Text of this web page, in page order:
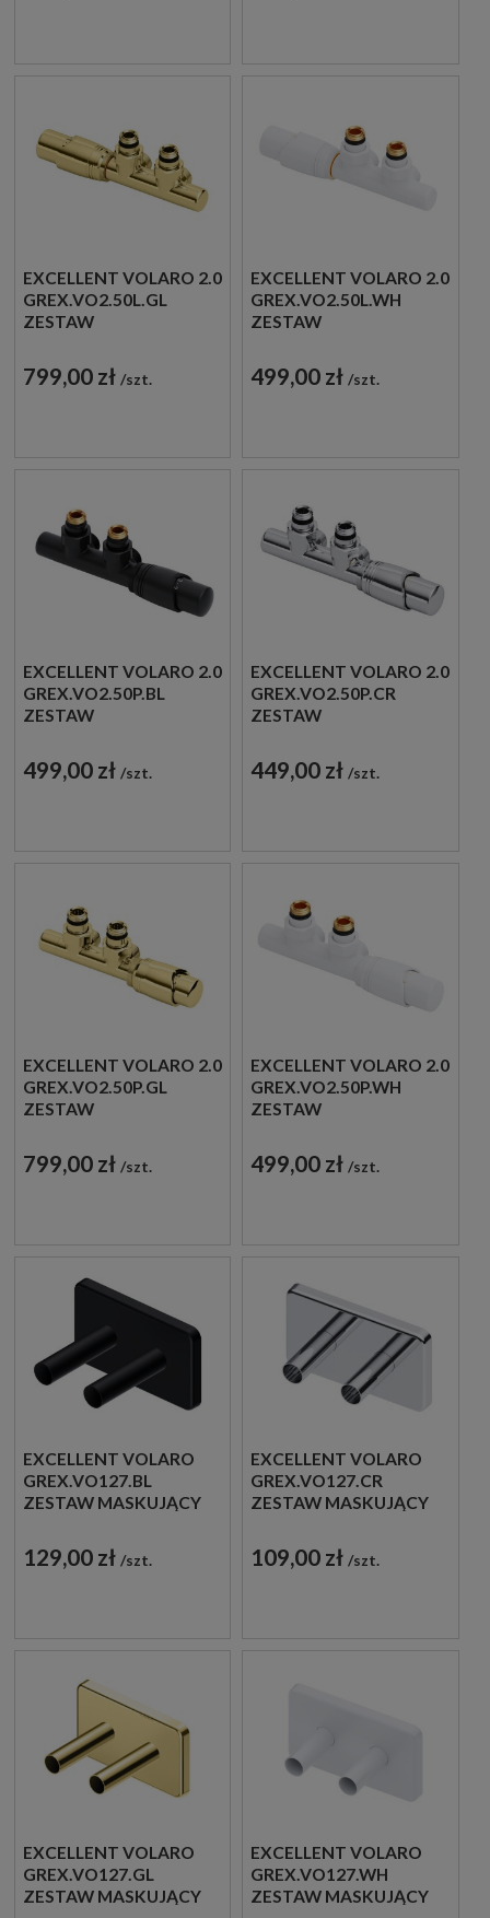
EXCELLENT VOLARO 2.0
GREX.VO2.50L.GL
ZESTAW
ZINTEGROWANY LEWY
ZŁOTY
799,00 zł szt.
EXCELLENT VOLARO 2.0
GREX.VO2.50L.WH
ZESTAW
ZINTEGROWANY LEWY
BIAŁY
499,00 zł szt.
EXCELLENT VOLARO 2.0
GREX.VO2.50P.BL
ZESTAW
ZINTEGROWANY
PRAWY CZARNY
499,00 zł szt.
EXCELLENT VOLARO 2.0
GREX.VO2.50P.CR
ZESTAW
ZINTEGROWANY
PRAWY CHROM
449,00 zł szt.
EXCELLENT VOLARO 2.0
GREX.VO2.50P.GL
ZESTAW
ZINTEGROWANY
PRAWY ZŁOTY
799,00 zł szt.
EXCELLENT VOLARO 2.0
GREX.VO2.50P.WH
ZESTAW
ZINTEGROWANY
PRAWY BIAŁY
499,00 zł szt.
EXCELLENT VOLARO
GREX.VO127.BL
ZESTAW MASKUJĄCY
129,00 zł szt.
EXCELLENT VOLARO
GREX.VO127.CR
ZESTAW MASKUJĄCY
109,00 zł szt.
EXCELLENT VOLARO
GREX.VO127.GL
ZESTAW MASKUJĄCY
EXCELLENT VOLARO
GREX.VO127.WH
ZESTAW MASKUJĄCY